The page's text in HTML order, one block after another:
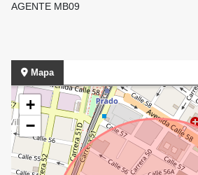
AGENTE MB09
Mapa
+
−